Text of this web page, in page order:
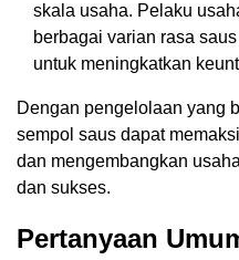
skala usaha. Pelaku
berbagai varian rasa
untuk meningkatkan
Dengan pengelolaan yang
sempol saus dapat
dan mengembangkan
dan sukses.
Pertanyaan